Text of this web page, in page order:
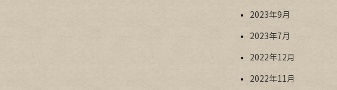
2023年9月
2023年7月
2022年12月
2022年11月